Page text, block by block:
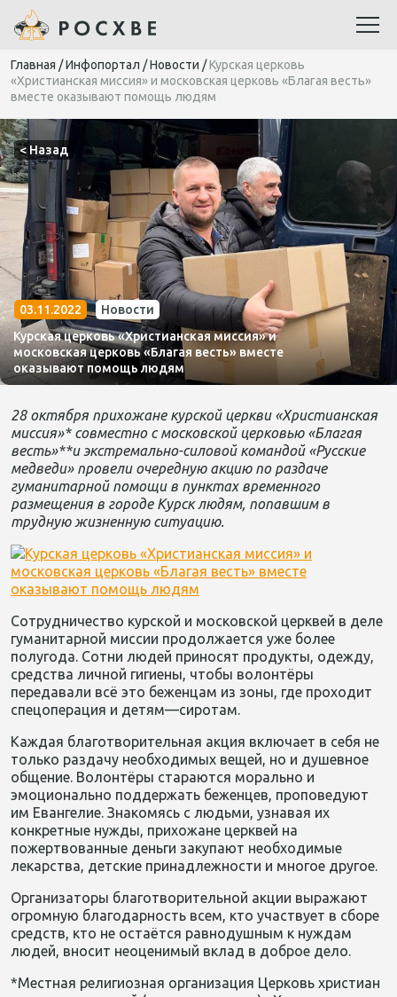
Главная /Инфопортал /Новости /Курская церковь
«Христианская миссия» и московская церковь «Благая весть»
вместе оказывают помощь людям
< Назад
03.11.2022
Новости
Курская церковь «Христианская миссия» и
московская церковь «Благая весть» вместе
оказывают помощь людям
28 октября прихожане курской церкви «Христианская
миссия»* совместно смосковской церковью «Благая
весть»**иэкстремально-силовой командой «Русские
медведи» провели очередную акцию по раздаче
гуманитарной помощи в пунктах временного
размещения в городе Курск людям, попавшим в
трудную жизненную ситуацию.
Сотрудничество курской и московской церквей в деле
гуманитарной миссии продолжается уже более
полугода. Сотни людей приносят продукты, одежду,
средства личной гигиены, чтобы волонтёры
передавали всё это беженцам из зоны, где проходит
спецоперация и детям—сиротам.
Каждая благотворительная акция включает в себя не
только раздачу необходимых вещей, но и душевное
общение. Волонтёры стараются морально и
эмоционально поддержать беженцев, проповедуют
им Евангелие. Знакомясь с людьми, узнавая их
конкретные нужды, прихожане церквей на
пожертвованные деньги закупают необходимые
лекарства, детские принадлежности и многое другое.
Организаторы благотворительной акции выражают
огромную благодарность всем, кто участвует в сборе
средств, кто не остаётся равнодушным к нуждам
людей, вносит неоценимый вклад в доброе дело.
*Местная религиозная организация Церковь христиан